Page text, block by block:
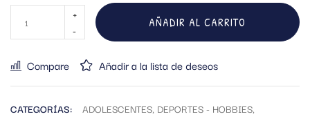
AÑADIR AL CARRITO
Compare Añadir a la lista de deseos
CATEGORÍAS: ADOLESCENTES, DEPORTES - HOBBIES,